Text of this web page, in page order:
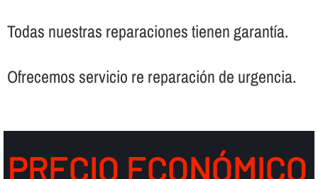
Todas nuestras reparaciones tienen garantí­a.
Ofrecemos servicio re reparación de urgencia.
PRECIO ECONÓMICO